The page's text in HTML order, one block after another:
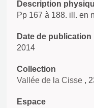
Description
Pp 167 à 188. ill. en
Date de publication
2014
Collection
Vallée de la Cisse ,
Espace